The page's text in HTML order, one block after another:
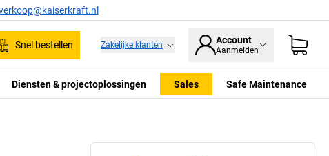
Snel bestellen Zakelijke klanten Account
Aanmelden
Diensten & projectoplossingen Sales Safe Maintenance